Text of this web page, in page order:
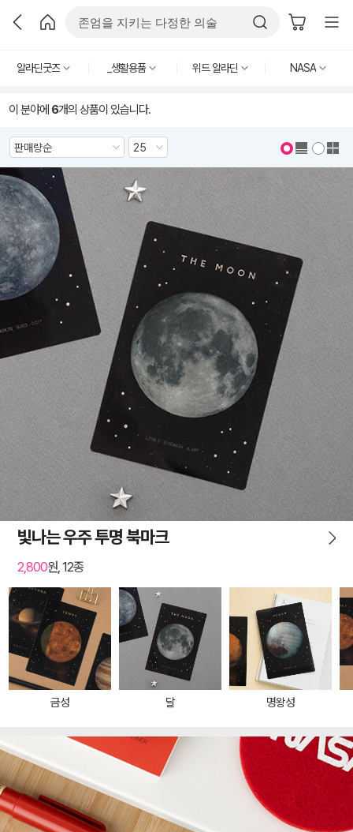
알라딘굿즈 _생활용품 위드 알라딘 NASA
이 분야에 6개의 상품이 있습니다.
빛나는 우주 투명 북마크
2,800원, 12종
금성 달 명왕성